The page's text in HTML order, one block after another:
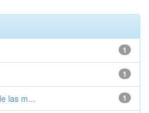
1
1
1
las m...